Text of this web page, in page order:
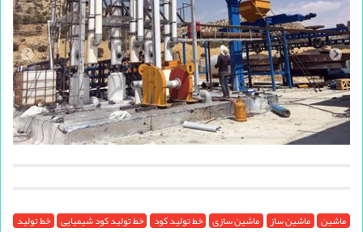
ماشین ماشین ساز ماشین سازی خط تولید کود خط تولید کود شیمیایی خط تولید